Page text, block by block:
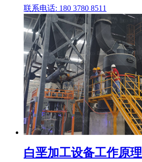
联系电话: 180 3780 8511
白垩加工设备工作原理